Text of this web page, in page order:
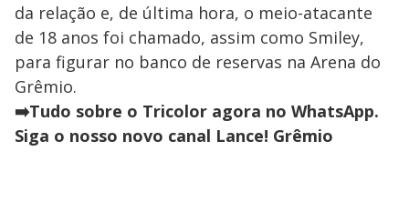
da relação e, de última hora, o meio-atacante
de 18 anos foi chamado, assim como Smiley,
para figurar no banco de reservas na Arena do
Grêmio.
➡️Tudo sobre o Tricolor agora no WhatsApp.
Siga o nosso novo canal Lance! Grêmio